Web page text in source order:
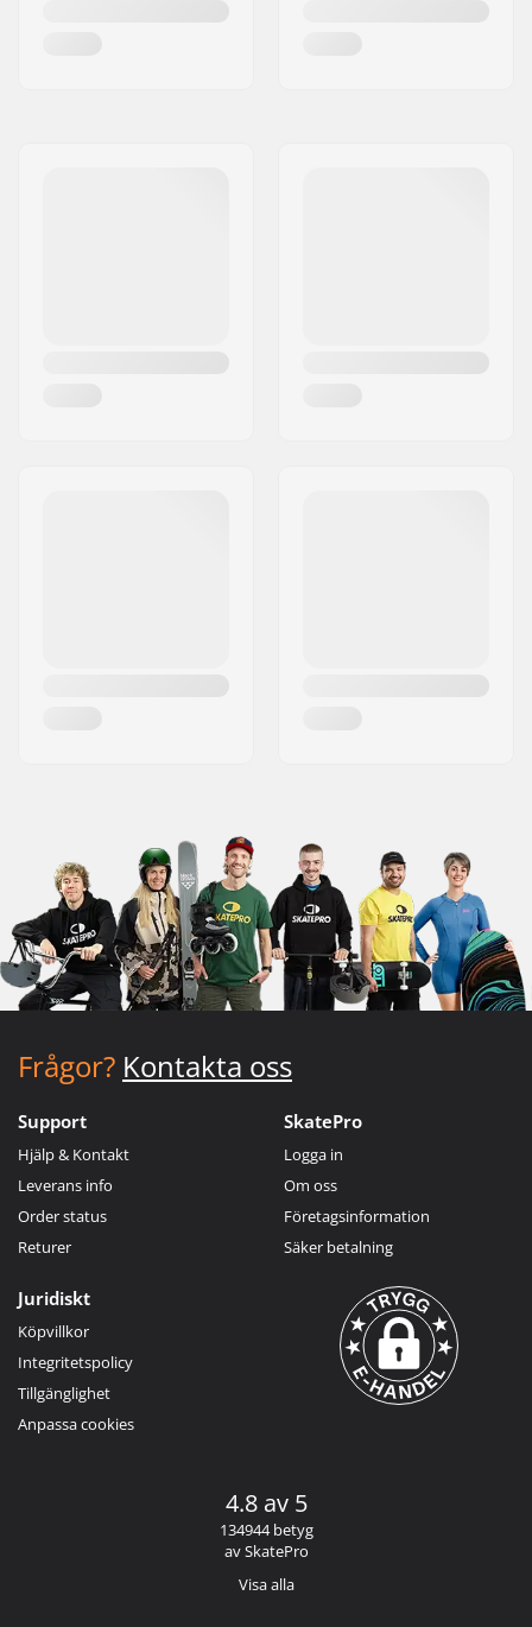
Frågor? Kontakta oss
Support
Hjälp & Kontakt
Leverans info
Order status
Returer
SkatePro
Logga in
Om oss
Företagsinformation
Säker betalning
Juridiskt
Köpvillkor
Integritetspolicy
Tillgänglighet
Anpassa cookies
4.8 av 5
134944 betyg
av SkatePro
Visa alla